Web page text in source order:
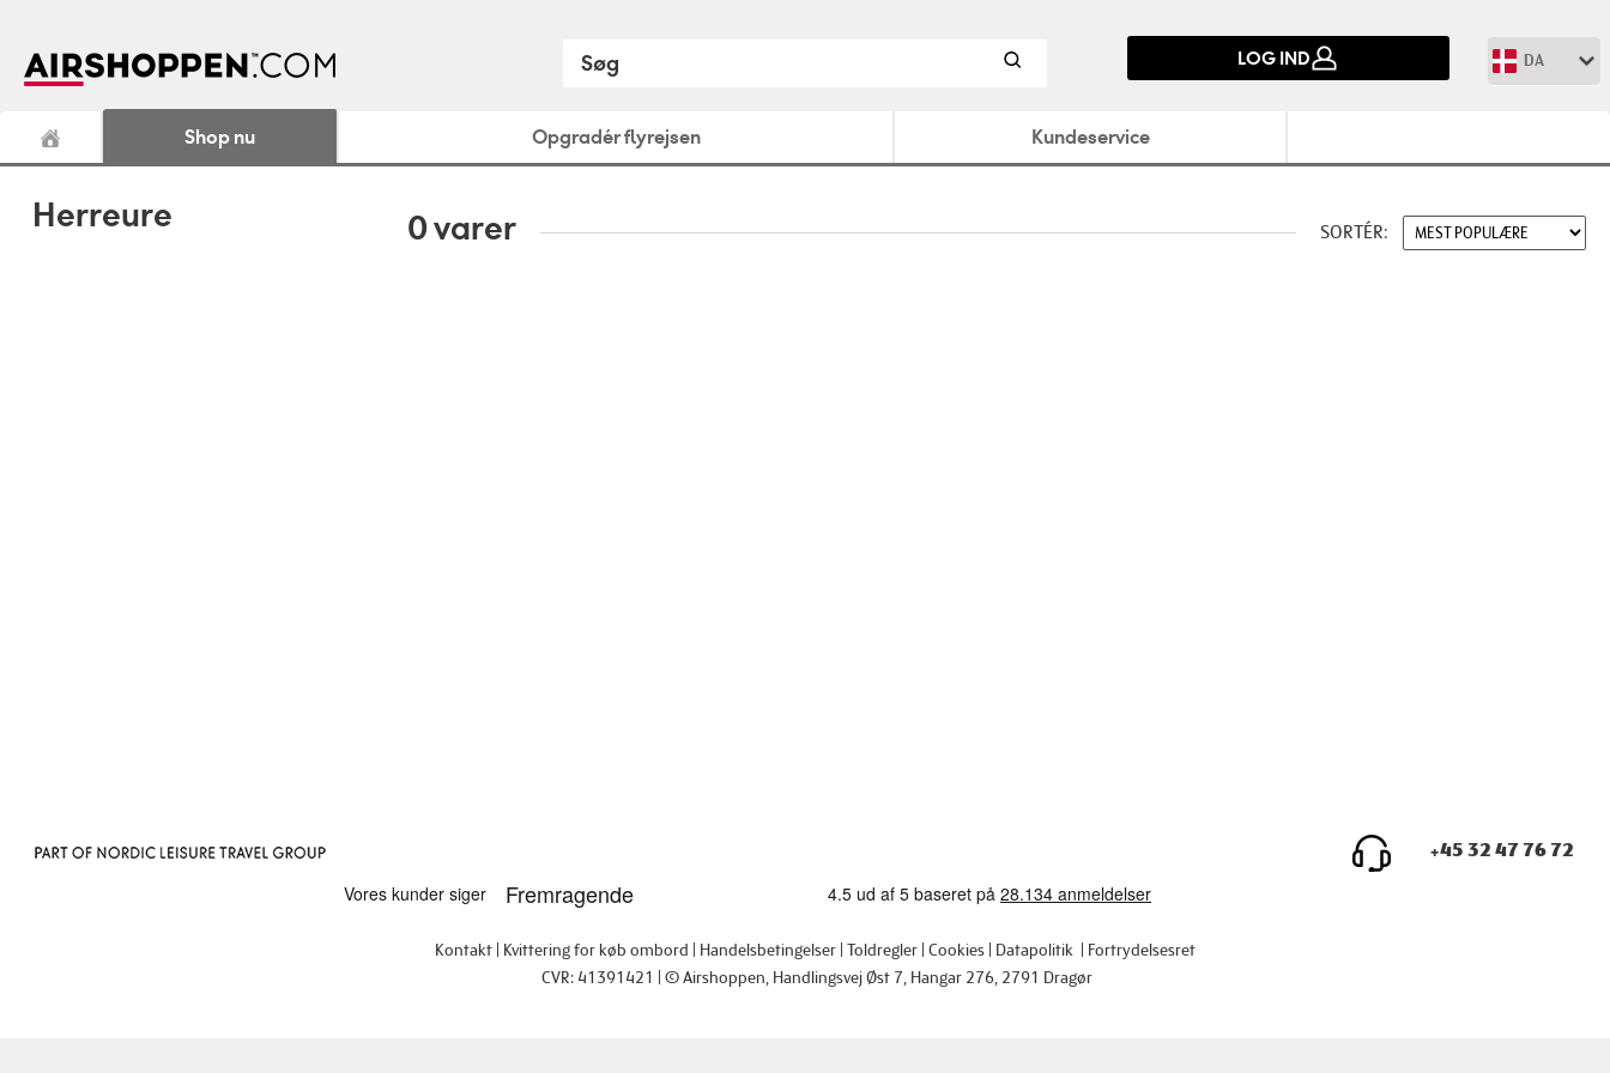
LOG IND DA
Shop nu Opgradér flyrejsen Kundeservice
Herreure 0varer SORTÉR:
+45 32 47 76 72
Kontakt Kvittering for køb ombord Handelsbetingelser Toldregler Cookies Datapolitik
Fortrydelsesret
CVR: 41391421
© Airshoppen , Handlingsvej Øst 7, Hangar 276, 2791 Dragør